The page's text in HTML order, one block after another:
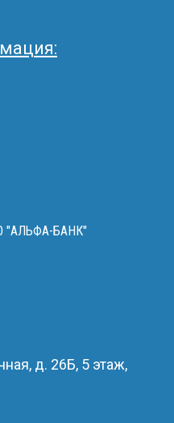
БАНК"
д. 26Б, 5 этаж,